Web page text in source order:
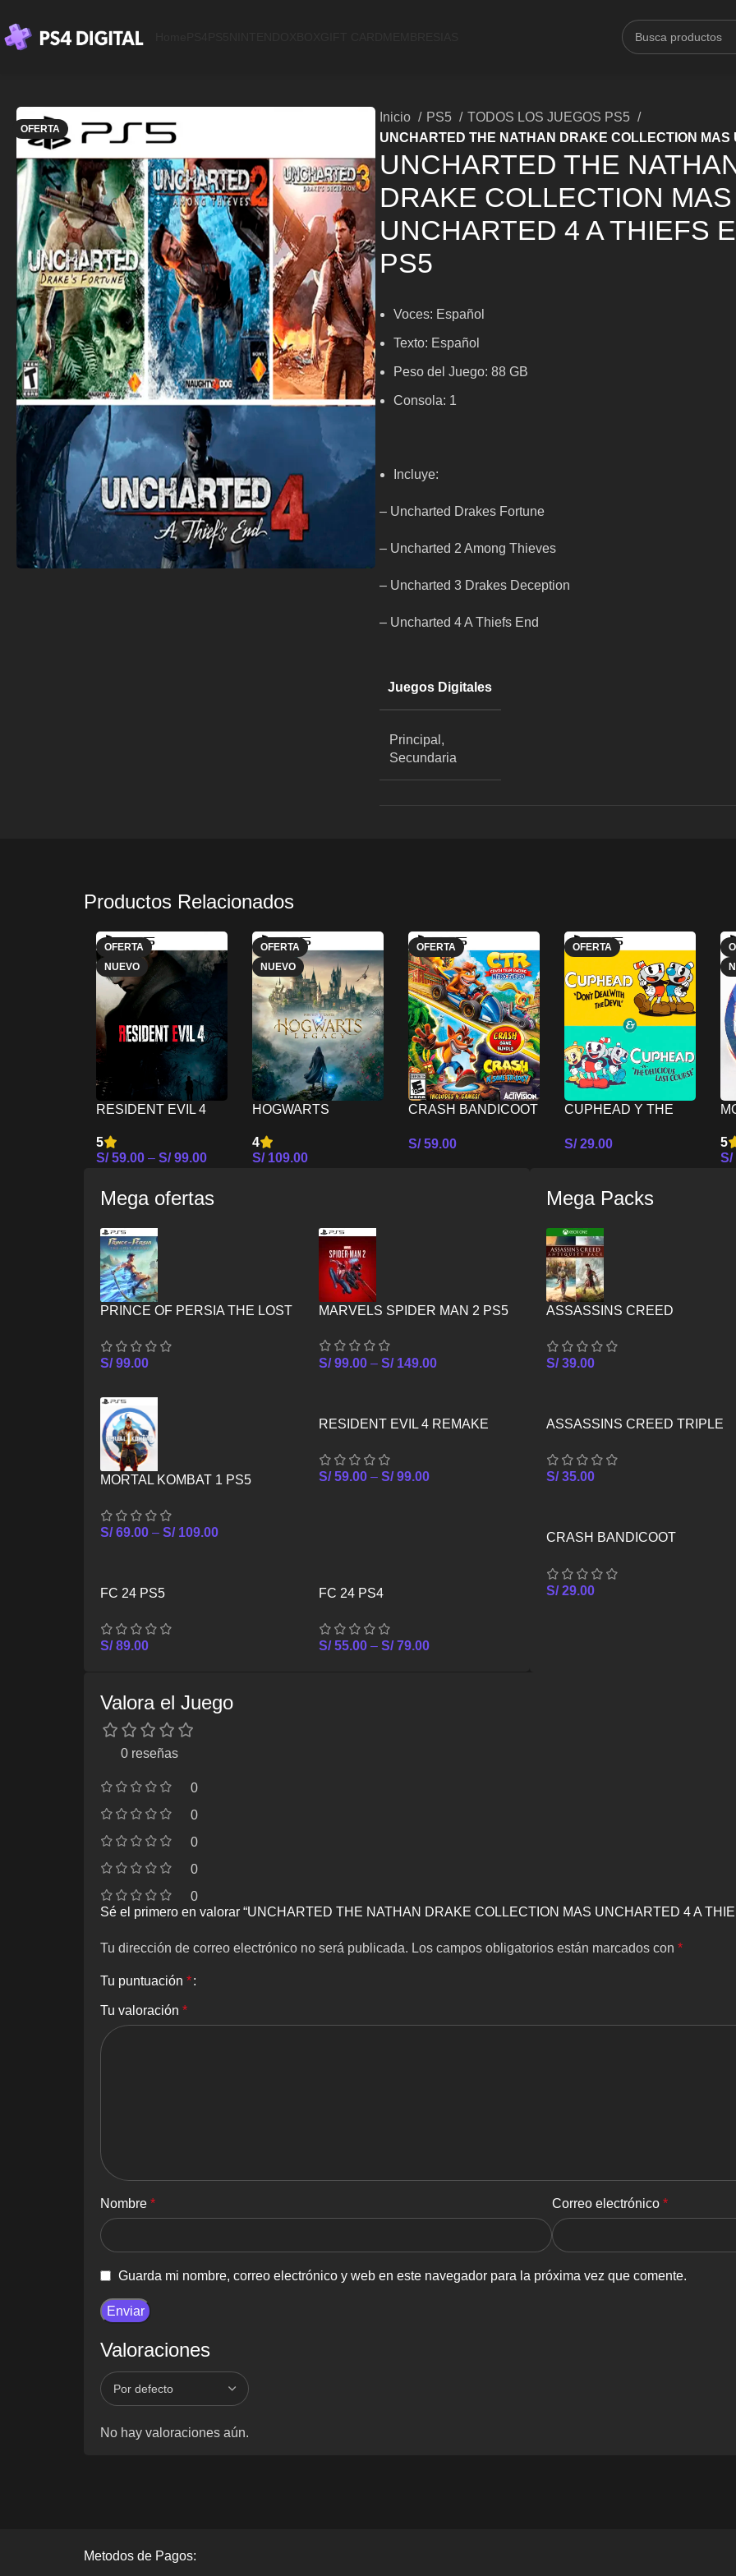
OFERTA
Inicio PS5
TODOS LOS JUEGOS PS5
UNCHARTED THE NATHAN DRAKE COLLECTION MAS
UNCHARTED THE
DRAKE COLLECTION MAS
UNCHARTED 4 A THIEFS
PS5
Voces: Español
Texto: Español
Peso del Juego: 88 GB
Consola: 1
Incluye:
– Uncharted Drakes Fortune
– Uncharted 2 Among Thieves
– Uncharted 3 Drakes Deception
– Uncharted 4 A Thiefs End
Juegos Digitales
Principal,
Secundaria
Productos Relacionados
OFERTA
NUEVO
RESIDENT EVIL 4
5
S/59.00 – S/99.00
OFERTA
NUEVO
HOGWARTS
4
S/109.00
OFERTA
CRASH BANDICOOT
TRILOGY MAS CTR
S/59.00
OFERTA
CUPHEAD Y THE
COURSE PS5
S/29.00
5
S/
Mega ofertas
PRINCE OF PERSIA THE LOST
S/99.00
MARVELS SPIDER MAN 2 PS5
S/99.00 –S/149.00
MORTAL KOMBAT 1 PS5
S/69.00 – S/109.00
RESIDENT EVIL 4 REMAKE
S/59.00 –S/99.00
FC 24 PS5
S/89.00
FC 24 PS4
S/55.00 –S/79.00
Mega Packs
ASSASSINS CREED
S/39.00
ASSASSINS CREED TRIPLE
S/35.00
CRASH BANDICOOT
XBOX ONE
S/29.00
Valora el Juego
0 reseñas
0
0
0
0
0
Valoraciones
No hay valoraciones aún.
Sé el primero en valorar “UNCHARTED THE NATHAN DRAKE COLLECTION MAS UNCHARTED 4 A
Tu dirección de correo electrónico no será publicada. Los campos obligatorios están marcados con *
Tu puntuación *
Tu valoración *
Nombre * Correo electrónico *
Guarda mi nombre, correo electrónico y web en este navegador para la próxima vez que comente.
Metodos de Pagos: